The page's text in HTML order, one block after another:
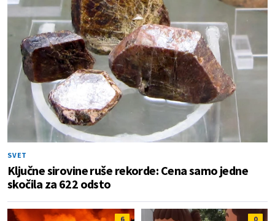
SVET
Ključne sirovine ruše rekorde: Cena samo jedne
skočila za 622 odsto
6 0